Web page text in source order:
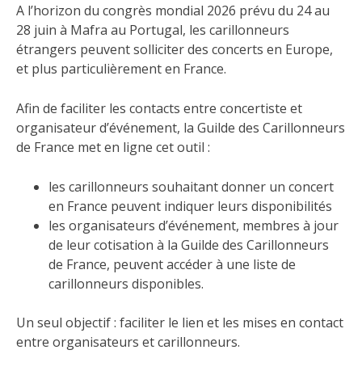
A l’horizon du congrès mondial 2026 prévu du 24 au
28 juin à Mafra au Portugal, les carillonneurs
étrangers peuvent solliciter des concerts en Europe,
et plus particulièrement en France.
Afin de faciliter les contacts entre concertiste et
organisateur d’événement, la Guilde des Carillonneurs
de France met en ligne cet outil :
les carillonneurs souhaitant donner un concert
en France peuvent indiquer leurs disponibilités
les organisateurs d’événement, membres à jour
de leur cotisation à la Guilde des Carillonneurs
de France, peuvent accéder à une liste de
carillonneurs disponibles.
Un seul objectif : faciliter le lien et les mises en contact
entre organisateurs et carillonneurs.